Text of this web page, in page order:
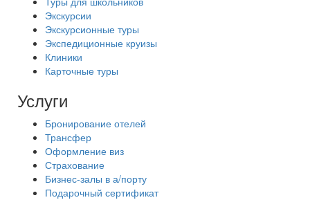
Экскурсии
Экскурсионные туры
Экспедиционные круизы
Клиники
Карточные туры
Услуги
Бронирование отелей
Трансфер
Оформление виз
Страхование
Бизнес-залы в а/порту
Подарочный сертификат